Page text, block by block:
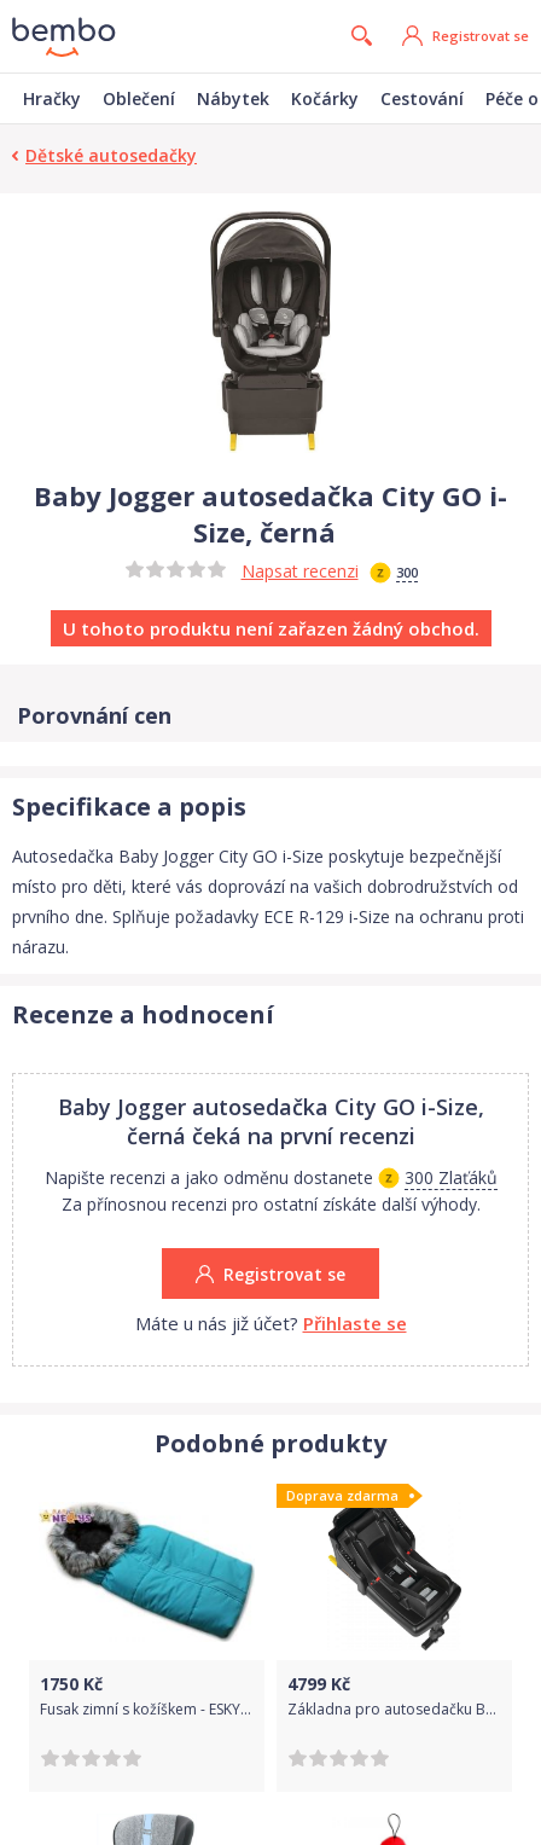
Registrovat se
Hračky Oblečení Nábytek Kočárky Cestování Péče
Dětské autosedačky
Baby Jogger autosedačka City GO i-
Size, černá
Napsat recenzi 300
U tohoto produktu není zařazen žádný obchod.
Porovnání cen
Specifikace a popis
Autosedačka Baby Jogger City GO i-Size poskytuje bezpečnější
místo pro děti, které vás doprovází na vašich dobrodružstvích od
prvního dne. Splňuje požadavky ECE R-129 i-Size na ochranu proti
nárazu.
Recenze a hodnocení
Baby Jogger autosedačka City GO i-Size,
černá čeká na první recenzi
Napište recenzi a jako odměnu dostanete
300 Zlaťáků
Za přínosnou recenzi pro ostatní získáte další výhody.
Registrovat se
Máte u nás již účet? Přihlaste se
Podobné produkty
1750 Kč
Fusak zimní s kožíškem - ESKYMO mořský - BabyNellys
Doprava zdarma
4799 Kč
Základna pro autosedačku Baby Jogger City GO i-Size